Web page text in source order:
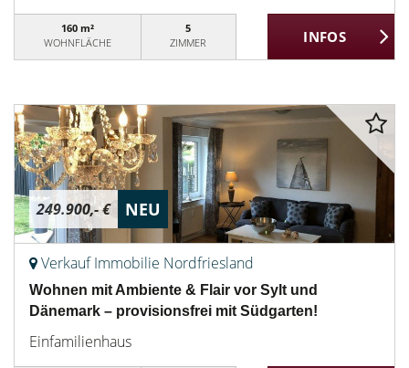
160 m²
WOHNFLÄCHE
5
ZIMMER
249.900,- € NEU
Verkauf Immobilie Nordfriesland
Wohnen mit Ambiente & Flair vor Sylt und
Dänemark – provisionsfrei mit Südgarten!
Einfamilienhaus